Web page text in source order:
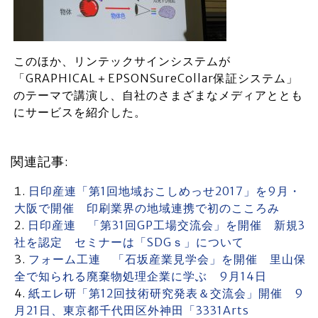
このほか、リンテックサインシステムが
「GRAPHICAL＋EPSONSureCollar保証システム」
のテーマで講演し、自社のさまざまなメディアととも
にサービスを紹介した。
関連記事:
日印産連「第1回地域おこしめっせ2017」を9月・
大阪で開催 印刷業界の地域連携で初のこころみ
日印産連 「第31回GP工場交流会」を開催 新規3
社を認定 セミナーは「SDGｓ」について
フォーム工連 「石坂産業見学会」を開催 里山保
全で知られる廃棄物処理企業に学ぶ 9月14日
紙エレ研「第12回技術研究発表＆交流会」開催 9
月21日、東京都千代田区外神田「3331Arts